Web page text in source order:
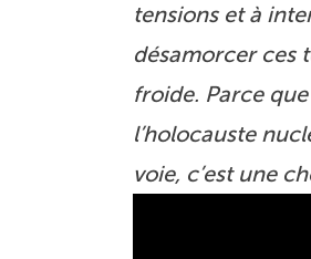
tensions et à
désamorcer ces
froide. Parce
l’holocauste
voie, c’est une